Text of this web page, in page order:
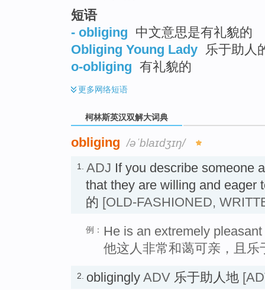
短语
- obliging 中文意思是有礼貌的
Obliging Young Lady 乐于助人
o-obliging 有礼貌的
更多网络短语
柯林斯英汉双解大词典
obliging /əˈblaɪdʒɪŋ/
1. ADJ If you describe someone
that they are willing and eager
的 [OLD-FASHIONED,
例： He is an extremely
他这人非常和蔼可亲，且乐
2. obligingly ADV 乐于助人地